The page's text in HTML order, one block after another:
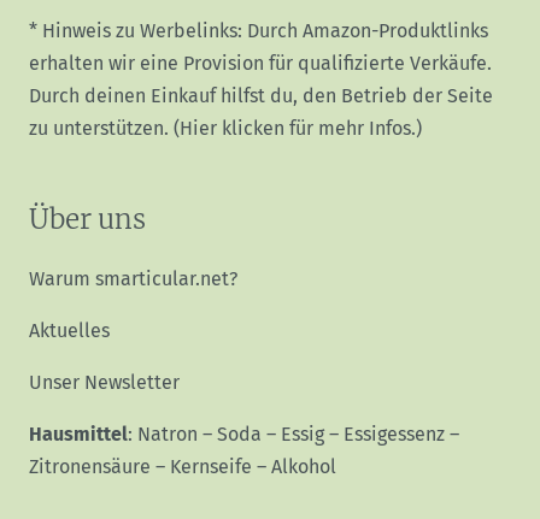
* Hinweis zu Werbelinks: Durch Amazon-Produktlinks
erhalten wir eine Provision für qualifizierte Verkäufe.
Durch deinen Einkauf hilfst du, den Betrieb der Seite
zu unterstützen. (Hier klicken für mehr Infos.)
Über uns
Warum smarticular.net?
Aktuelles
Unser Newsletter
Hausmittel: Natron – Soda – Essig – Essigessenz –
Zitronensäure – Kernseife – Alkohol